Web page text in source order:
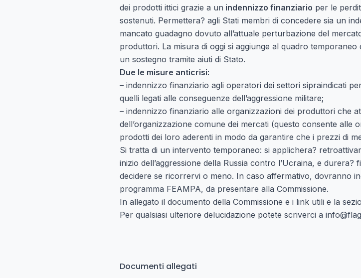
dei prodotti ittici grazie a un indennizzo finanziario per le
sostenuti. Permettera? agli Stati membri di concedere sia un
mancato guadagno dovuto all’attuale perturbazione del
produttori. La misura di oggi si aggiunge al quadro
un sostegno tramite aiuti di Stato.
Due le misure anticrisi:
– indennizzo finanziario agli operatori dei settori sipraindicati
quelli legati alle conseguenze dell’aggressione militare;
– indennizzo finanziario alle organizzazioni dei produttori che
dell’organizzazione comune dei mercati (questo consente alle
prodotti dei loro aderenti in modo da garantire che i prezzi di
Si tratta di un intervento temporaneo: si applichera?
inizio dell’aggressione della Russia contro l’Ucraina, e
decidere se ricorrervi o meno. In caso affermativo, dovranno
programma FEAMPA, da presentare alla Commissione.
In allegato il documento della Commissione e i link utili e la
Per qualsiasi ulteriore delucidazione potete scriverci a
Documenti allegati